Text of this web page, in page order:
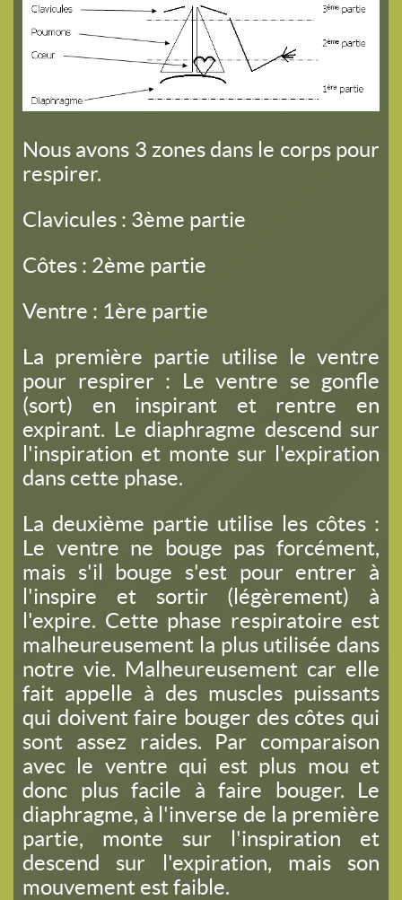
Nous avons 3 zones dans le corps pour
respirer.
Clavicules : 3ème partie
Côtes : 2ème partie
Ventre : 1ère partie
La première partie utilise le ventre
pour respirer : Le ventre se gonfle
(sort) en inspirant et rentre en
expirant. Le diaphragme descend sur
l'inspiration et monte sur l'expiration
dans cette phase.
La deuxième partie utilise les côtes :
Le ventre ne bouge pas forcément,
mais s'il bouge s'est pour entrer à
l'inspire et sortir (légèrement) à
l'expire. Cette phase respiratoire est
malheureusement la plus utilisée dans
notre vie. Malheureusement car elle
fait appelle à des muscles puissants
qui doivent faire bouger des côtes qui
sont assez raides. Par comparaison
avec le ventre qui est plus mou et
donc plus facile à faire bouger. Le
diaphragme, à l'inverse de la première
partie, monte sur l'inspiration et
descend sur l'expiration, mais son
mouvement est faible.